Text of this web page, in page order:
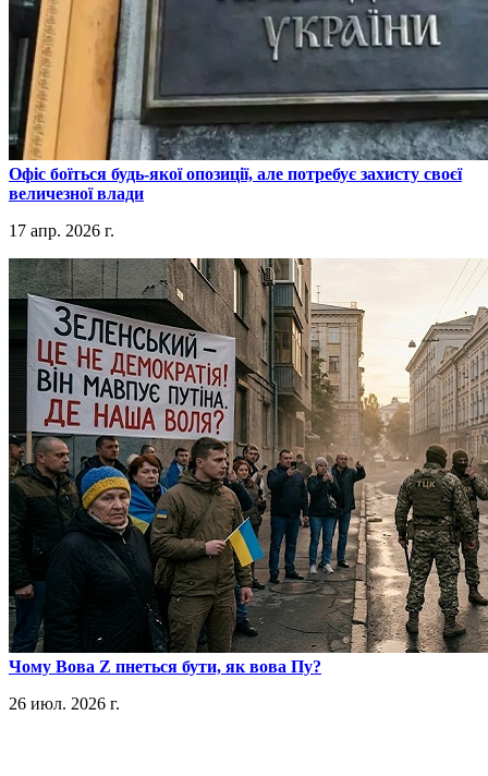
​Офіс боїться будь-якої опозиції, але потребує захисту своєї
величезної влади
17 апр. 2026 г.
​Чому Вова Z пнеться бути, як вова Пу?
26 июл. 2026 г.